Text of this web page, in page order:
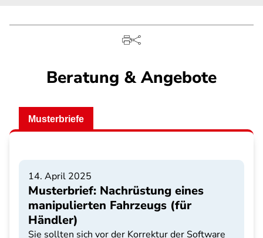
Beratung & Angebote
Musterbriefe
14. April 2025
Musterbrief: Nachrüstung eines
manipulierten Fahrzeugs (für
Händler)
Sie sollten sich vor der Korrektur der Software